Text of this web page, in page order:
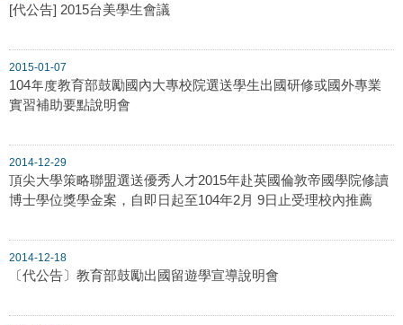
[代公告] 2015台美學生會議
2015-01-07
104年度教育部鼓勵國內大專校院選送學生出國研修或國外專業
實習補助要點說明會
2014-12-29
頂尖大學策略聯盟選送優秀人才2015年赴英國倫敦帝國學院修讀
博士學位獎學金案，自即日起至104年2月 9日止受理校內推薦
2014-12-18
〔代公告〕教育部鼓勵出國留遊學宣導說明會